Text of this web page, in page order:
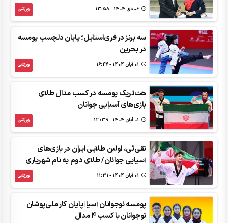
ورزشی
سه برنز در فری‌استایل؛ پایان دلچسب پومسه
در بحرین
ورزشی
هت‌تریک پومسه در کسب مدال طلای
بازی‌های آسیایی جوانان
ورزشی
نقی‌ئی، اولین طلایی ایران در بازی‌های
آسیایی جوانان/ طلای دوم به نام شهریاری
ورزشی
پومسه نوجوانان آسیا| پایان کار ملی‌پوشان
نوجوانان با کسب 4 مدال